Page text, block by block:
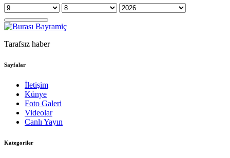
Tarafsız haber
Sayfalar
İletişim
Künye
Foto Galeri
Videolar
Canlı Yayın
Kategoriler